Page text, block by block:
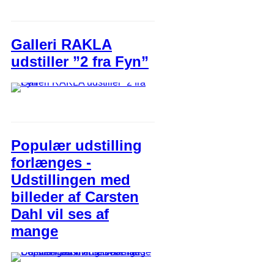
Galleri RAKLA
udstiller ”2 fra Fyn”
Populær udstilling
forlænges -
Udstillingen med
billeder af Carsten
Dahl vil ses af
mange